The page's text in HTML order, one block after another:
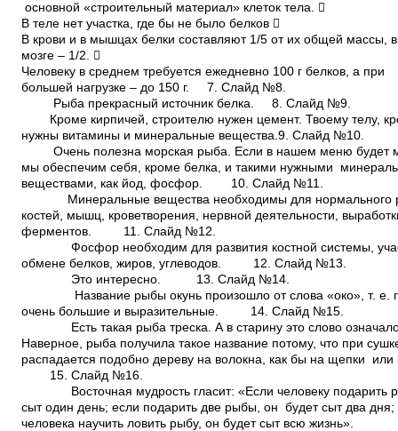
основной «строительный материал» клеток тела. 
В теле нет участка, где бы не было белков 
В крови и в мышцах белки составляют 1/5 от их общей массы,
мозге – 1/2. 
Человеку в среднем требуется ежедневно 100 г белков, а при
большей нагрузке – до 150 г. 7. Слайд №8.
Рыба прекрасный источник белка. 8. Слайд №9.
Кроме кирпичей, строителю нужен цемент. Твоему телу,
нужны витамины и минеральные вещества.9. Слайд №10.
Очень полезна морская рыба. Если в нашем меню будет
мы обеспечим себя, кроме белка, и такими нужными
веществами, как йод, фосфор. 10. Слайд №11.
Минеральные вещества необходимы для нормального
костей, мышц, кроветворения, нервной деятельности,
ферментов. 11. Слайд №12.
Фосфор необходим для развития костной системы,
обмене белков, жиров, углеводов. 12. Слайд №13.
Это интересно. 13. Слайд №14.
Название рыбы окунь произошло от слова «око», т. е.
очень большие и выразительные. 14. Слайд №15.
Есть такая рыба треска. А в старину это слово
Наверное, рыба получила такое название потому, что при
распадается подобно дереву на волокна, как бы на щепки или
15. Слайд №16.
Восточная мудрость гласит: «Если человеку подарить
сыт один день; если подарить две рыбы, он будет сыт два
человека научить ловить рыбу, он будет сыт всю жизнь».